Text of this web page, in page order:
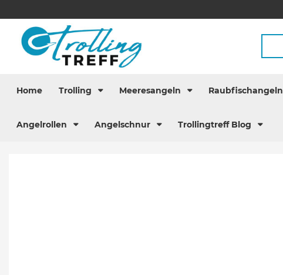
Home Trolling Meeresangeln Raubfischangeln
Angelrollen Angelschnur Trollingtreff Blog